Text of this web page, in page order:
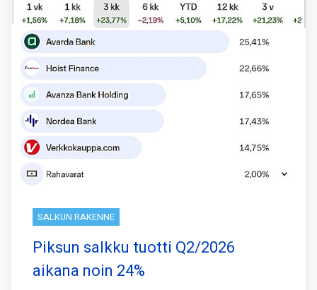
SALKUN RAKENNE
Piksun salkku tuotti Q2/2026
aikana noin 24%